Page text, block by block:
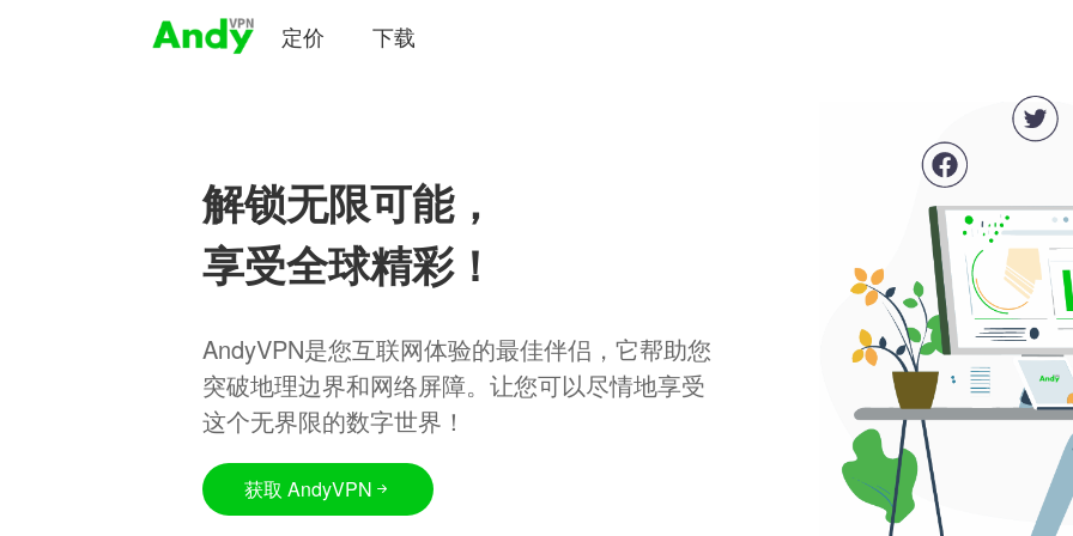
定价 下载
解锁无限可能，
享受全球精彩！
AndyVPN是您互联网体验的最佳伴侣，它帮助您
突破地理边界和网络屏障。让您可以尽情地享受
这个无界限的数字世界！
获取 AndyVPN